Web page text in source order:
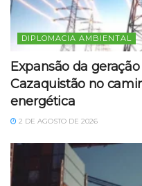
DIPLOMACIA AMBIENTAL
Expansão da
Cazaquistão no
energética
2 DE AGOSTO DE 2026